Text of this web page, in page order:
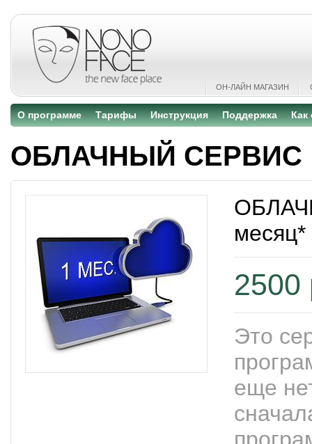
ОН-ЛАЙН МАГАЗИН
О программе Тарифы Инструкция Поддержка Как
ОБЛАЧНЫЙ СЕРВИС
месяц*
2500
Это
еще